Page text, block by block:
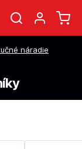
náradie